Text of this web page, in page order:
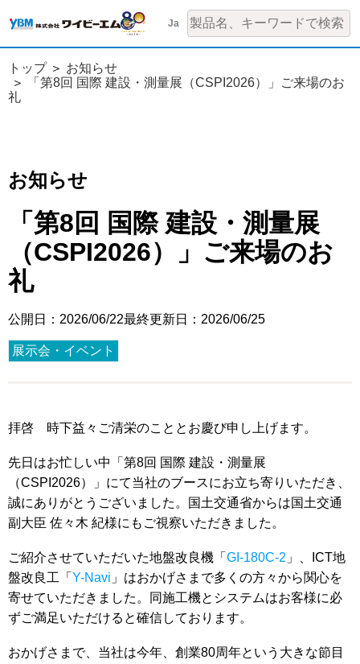
Ja
トップ
お知らせ
「第8回 国際 建設・測量展（CSPI2026）」ご来場のお
礼
お知らせ
「第8回 国際 建設・測量展
（CSPI2026）」ご来場のお
礼
公開日：2026/06/22最終更新日：2026/06/25
展示会・イベント
拝啓 時下益々ご清栄のこととお慶び申し上げます。
先日はお忙しい中「第8回 国際 建設・測量展
（CSPI2026）」にて当社のブースにお立ち寄りいただき、
誠にありがとうございました。国土交通省からは国土交通
副大臣 佐々木 紀様にもご視察いただきました。
ご紹介させていただいた地盤改良機「 GI-180C-2 」、ICT地
盤改良工「 Y-Navi 」はおかげさまで多くの方々から関心を
寄せていただきました。同施工機とシステムはお客様に必
ずご満足いただけると確信しております。
おかげさまで、当社は今年、創業80周年という大きな節目